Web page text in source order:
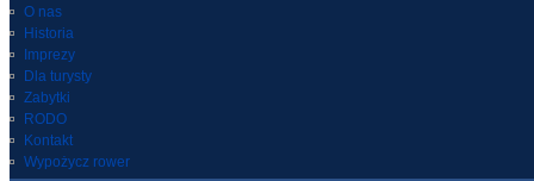
O nas
Historia
Imprezy
Dla turysty
Zabytki
RODO
Kontakt
Wypożycz rower